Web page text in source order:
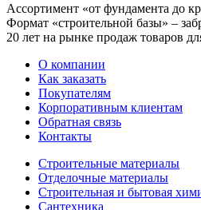
Ассортимент «от фундамента до
Формат «строительной базы» –
20 лет на рынке продаж товаров
О компании
Как заказать
Покупателям
Корпоративным клиентам
Обратная связь
Контакты
Строительные материалы
Отделочные материалы
Строительная и бытовая
Сантехника